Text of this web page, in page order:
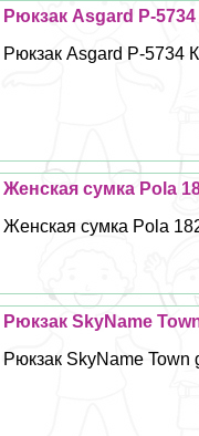
Рюкзак Asgard Р-
Рюкзак Asgard Р-5734
Женская сумка Pola
Женская сумка Pola
Рюкзак SkyName
Рюкзак SkyName Town